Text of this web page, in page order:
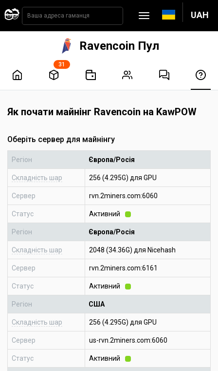
UAH
Ravencoin Пул
31
Як почати майнінг Ravencoin на KawPOW
Оберіть сервер для майнінгу
Регіон Європа/Росія
Складність шар 256 (4.295G) для GPU
Сервер rvn.2miners.com:6060
Статус Активний
Регіон Європа/Росія
Складність шар 2048 (34.36G) для Nicehash
Сервер rvn.2miners.com:6161
Статус Активний
Регіон США
Складність шар 256 (4.295G) для GPU
Сервер us-rvn.2miners.com:6060
Статус Активний